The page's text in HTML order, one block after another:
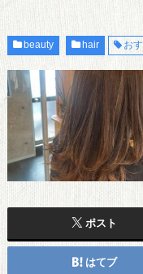
beauty hair お
ポスト
はてブ